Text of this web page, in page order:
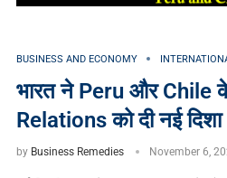
BUSINESS AND ECONOMY
भारत ने Peru और Chile
Relations को दी नई दिशा
by Business Remedies November 6,